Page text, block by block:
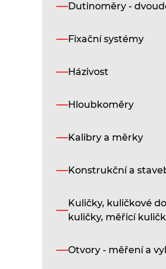
Dutinoměry -
Fixační systémy
Házivost
Hloubkoměry
Kalibry a měrky
Konstrukční a
Kuličky, kuličkové
kuličky, měřicí
Otvory - měření a